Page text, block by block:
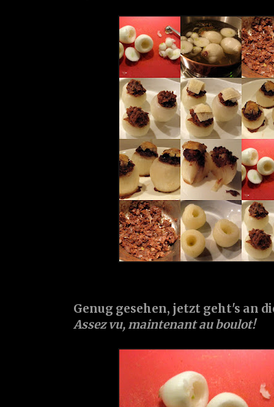
Genug gesehen, jetzt geht's an
Assez vu, maintenant au boulot!